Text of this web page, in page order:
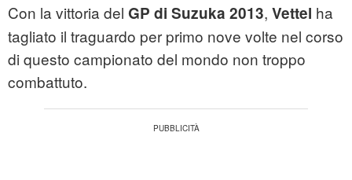
Con la vittoria del GP di Suzuka 2013, Vettel ha
tagliato il traguardo per primo nove volte nel corso
di questo campionato del mondo non troppo
combattuto.